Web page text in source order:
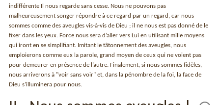
indifférente Il nous regarde sans cesse. Nous ne pouvons pas
malheureusement songer répondre à ce regard par un regard, car nous
sommes comme des aveugles vis-à-vis de Dieu ; il ne nous est pas donné de le
fixer dans les yeux. Force nous sera d’aller vers Lui en utilisant mille moyens
qui iront en se simplifiant. Imitant le tâtonnement des aveugles, nous
emploierons comme eux la parole, grand moyen de ceux qui ne voient pas
pour demeurer en présence de l’autre. Finalement, si nous sommes fidèles,
nous arriverons à "voir sans voir" et, dans la pénombre de la foi, la face de
Dieu s’illuminera pour nous.